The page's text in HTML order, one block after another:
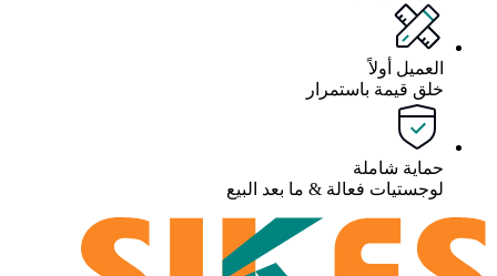
العميل أولاً
خلق قيمة باستمرار
حماية شاملة
لوجستيات فعالة & ما بعد البيع